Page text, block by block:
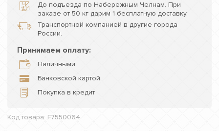
До подъезда по Набережным Челнам. При
заказе от 50 кг дарим 1 бесплатную доставку.
Транспортной компанией в другие города
России.
Принимаем оплату:
Наличными
Банковской картой
Покупка в кредит
Код товара: F7550064